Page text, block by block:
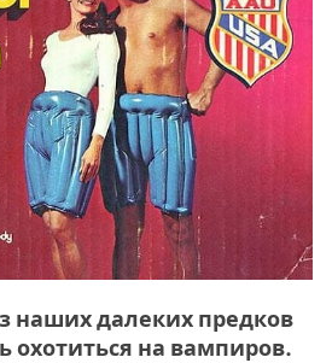
наших далеких предков
охотиться на вампиров.